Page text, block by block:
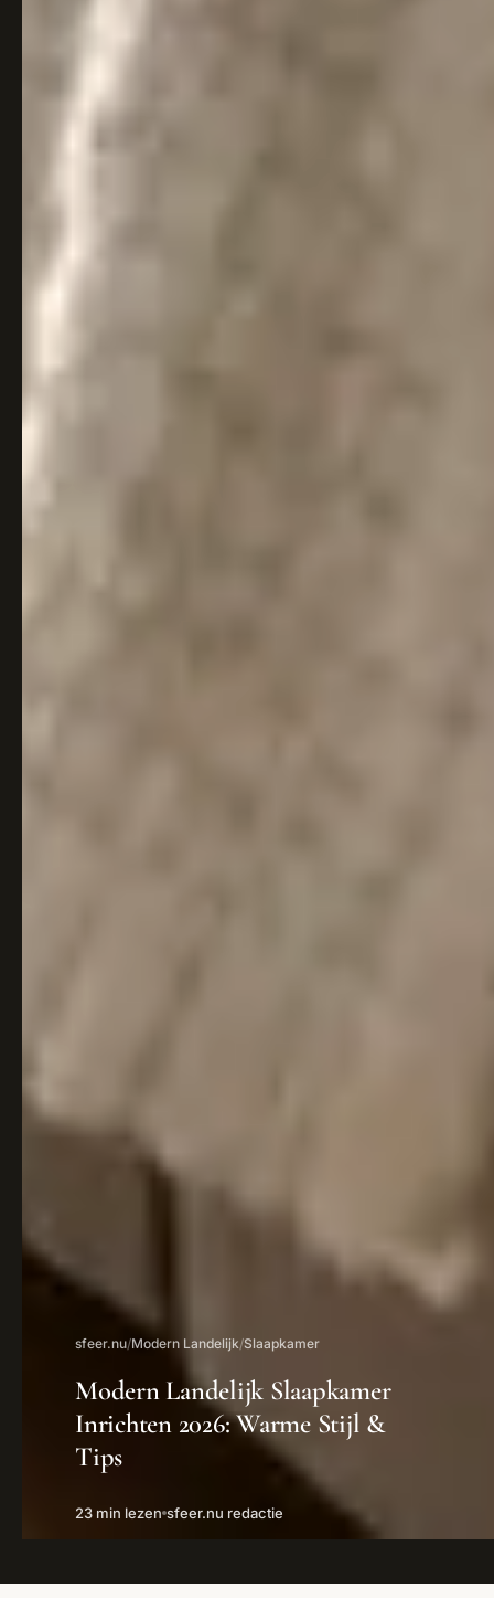
sfeer.nu/Modern Landelijk/Slaapkamer
Modern Landelijk Slaapkamer
Inrichten 2026: Warme Stijl &
Tips
23 min lezen sfeer.nu redactie